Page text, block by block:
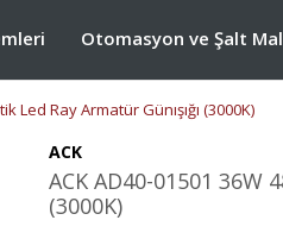
Otomasyon ve Şalt
Led Ray Armatür Günışığı (3000K)
ACK
ACK AD40-01501 36W
(3000K)